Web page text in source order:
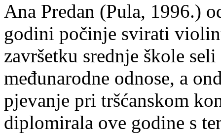
Ana Predan (Pula, 1996.)
godini počinje svirati
završetku srednje škole
međunarodne odnose, a
pjevanje pri tršćanskom
diplomirala ove godine s